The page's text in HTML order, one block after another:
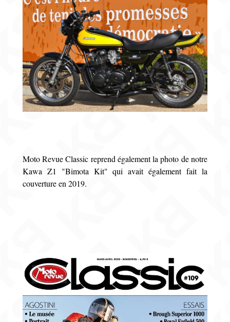
Moto Revue Classic reprend également la photo de notre
Kawa Z1 "Bimota Kit" qui avait également fait la
couverture en 2019.